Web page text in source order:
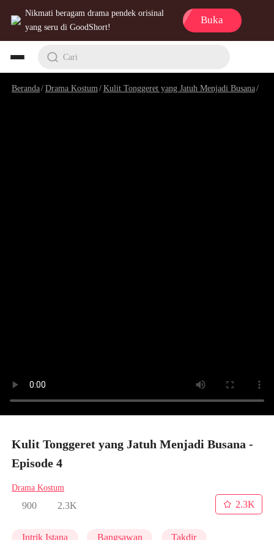
Nikmati beragam drama pendek orisinal
yang seru di GoodShort!
Buka
Cari
Beranda/Drama Kostum /Kulit Tonggeret yang Jatuh Menjadi Busana/
Kulit Tonggeret yang Jatuh Menjadi Busana -
Episode 4
Drama Kostum
900 2.3K
2.3K
Intrik Istana Bangsawan Takdir